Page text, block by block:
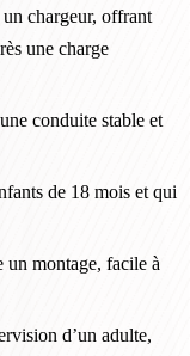
chargeur, offrant
une charge
conduite stable et
de 18 mois et qui
un montage, facile à
d’un adulte,